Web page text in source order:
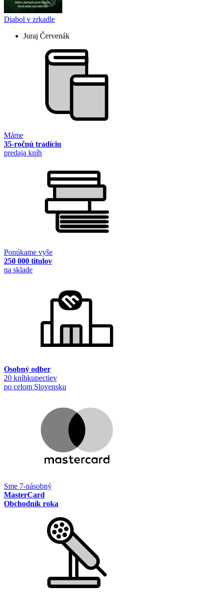
Diabol v zrkadle
Juraj Červenák
Máme
35-ročnú tradíciu
predaja kníh
Ponúkame vyše
250 000 titulov
na sklade
Osobný odber
20 kníhkupectiev
po celom Slovensku
Sme 7-násobný
MasterCard
Obchodník roka